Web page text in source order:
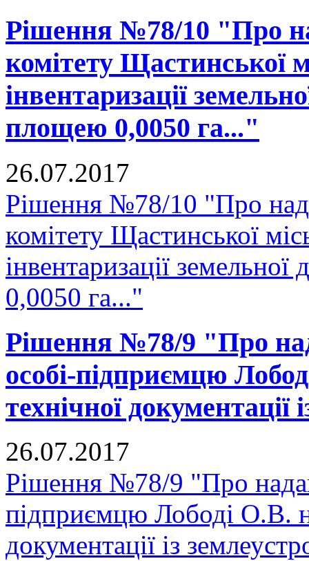
Рішення №78/10 "Про
комітету Щастинської
інвентаризації
площею 0,0050 га..."
26.07.2017
Рішення №78/10 "Про
комітету Щастинської
інвентаризації
0,0050 га..."
Рішення №78/9 "Про
особі-підприємцю
технічної
26.07.2017
Рішення №78/9 "Про
підприємцю Лободі О.В.
документації із